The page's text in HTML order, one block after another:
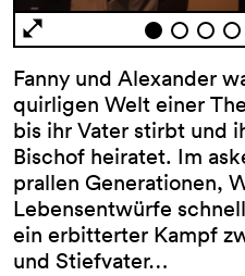
Fanny und Alexander
quirligen Welt einer
bis ihr Vater stirbt und
Bischof heiratet. Im
prallen Generationen,
Lebensentwürfe
ein erbitterter Kampf
und Stiefvater…